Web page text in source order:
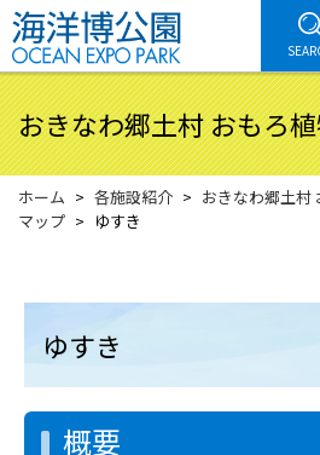
おきなわ郷土村 おもろ
ホーム 各施設紹介 おきなわ郷土村
マップ
ゆすき
ゆすき
概要